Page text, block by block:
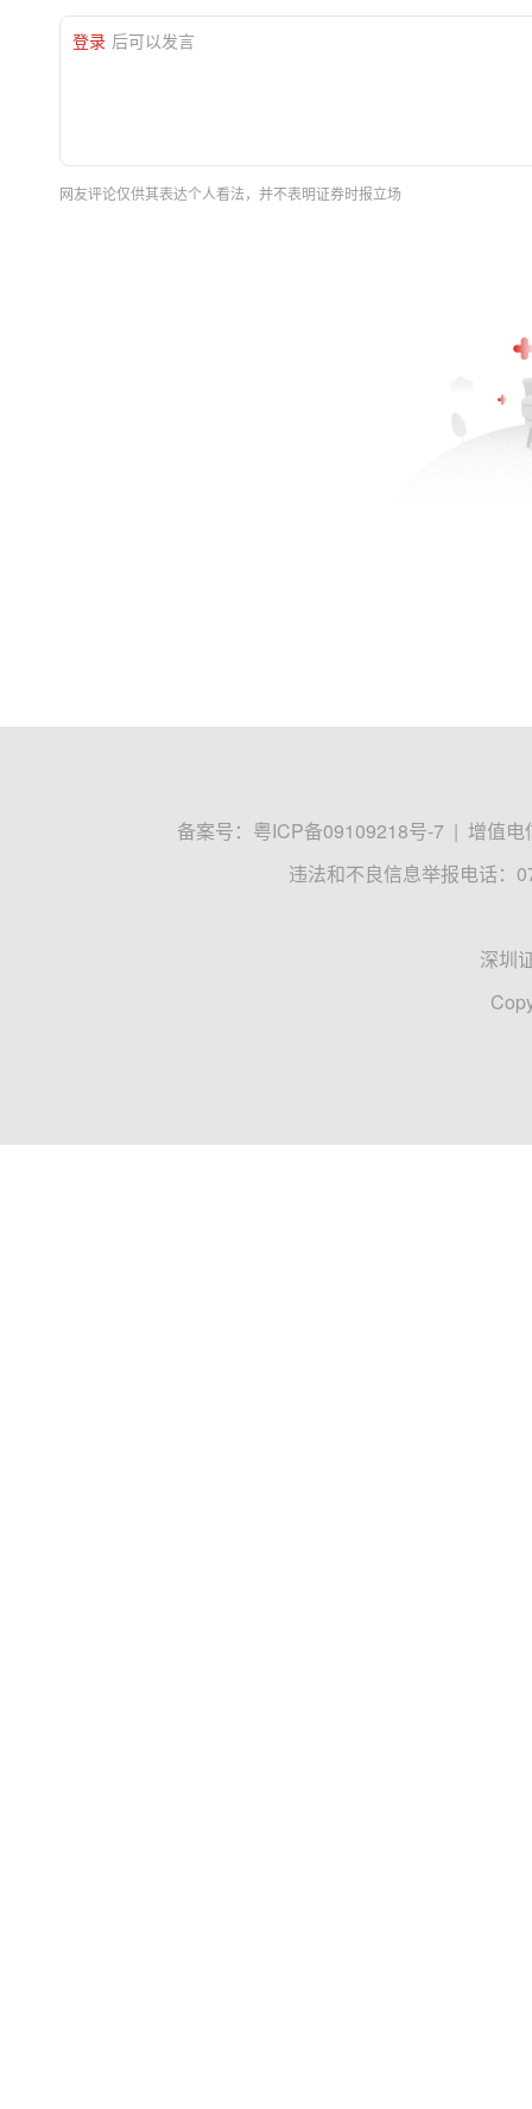
登录 后可以发言
网友评论仅供其表达个人看法，并不表明证券时报立场
备案号： 粤ICP备09109218号-7 | 增值电
违法和不良信息举报电话：
深圳